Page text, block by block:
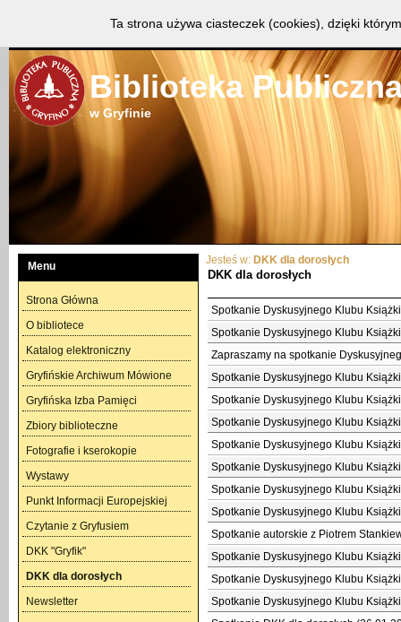
Biblioteka Główna Oddział Dziecięcy Górny Taras
Biblioteka
w Gryfinie
Menu
Strona Główna
O bibliotece
Katalog elektroniczny
Gryfińskie Archiwum Mówione
Gryfińska Izba Pamięci
Zbiory biblioteczne
Fotografie i kserokopie
Wystawy
Punkt Informacji Europejskiej
Czytanie z Gryfusiem
DKK "Gryfik"
DKK dla dorosłych
Newsletter
Jesteś w: DKK dla dorosłych
DKK dla dorosłych
Spotkanie Dyskusyjnego Klubu
Spotkanie Dyskusyjnego Klubu
Zapraszamy na spotkanie
Spotkanie Dyskusyjnego Klubu
Spotkanie Dyskusyjnego Klubu
Spotkanie Dyskusyjnego Klubu
Spotkanie Dyskusyjnego Klubu
Spotkanie Dyskusyjnego Klubu
Spotkanie Dyskusyjnego Klubu
Spotkanie Dyskusyjnego Klubu
Spotkanie autorskie z Piotrem
Spotkanie Dyskusyjnego Klubu
Spotkanie Dyskusyjnego Klubu
Spotkanie Dyskusyjnego Klubu
Ta strona używa ciasteczek (cookies), dzięki